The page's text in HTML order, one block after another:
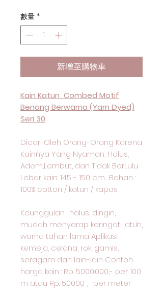
數量 *
新增至購物車
Kain Katun Combed Motif
Benang Berwarna (Yarn Dyed)
Seri 30
Dicari Oleh Orang-Orang Karena
Kainnya Yang Nyaman, Halus,
Adem,Lembut, dan Tidak BerLulu
Lebar kain: 145 - 150 cm Bahan :
100% cotton / katun / kapas
Keunggulan : halus, dingin,
mudah menyerap keringat, jatuh,
warna tahan lama Aplikasi:
kemeja, celana, rok, gamis,
seragam dan lain-lain Contoh
harga kain : Rp. 5000.000,- per 100
m atau Rp. 50000 ,- per meter